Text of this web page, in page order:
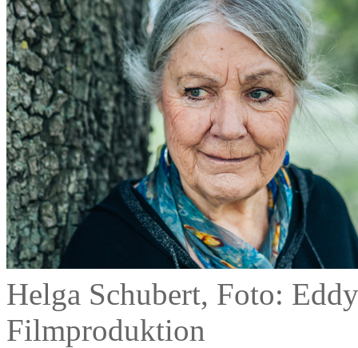
Helga Schubert, Foto:
Filmproduktion